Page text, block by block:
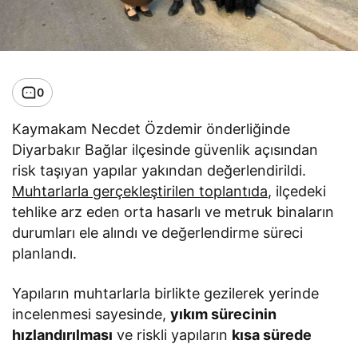
0
Kaymakam Necdet Özdemir önderliğinde
Diyarbakır Bağlar ilçesinde güvenlik açısından
risk taşıyan yapılar yakından değerlendirildi.
Muhtarlarla gerçekleştirilen toplantıda, ilçedeki
tehlike arz eden orta hasarlı ve metruk binaların
durumları ele alındı ve değerlendirme süreci
planlandı.
Yapıların muhtarlarla birlikte gezilerek yerinde
incelenmesi sayesinde,yıkım sürecinin
hızlandırılması ve riskli yapıların kısa sürede